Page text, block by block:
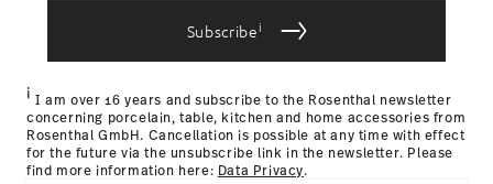
Nutzung der Dienste gesammelt haben.
Subscribei
i I am over 16 years and subscribe to the Rosenthal newsletter
concerning porcelain, table, kitchen and home accessories from
Rosenthal GmbH. Cancellation is possible at any time with effect
for the future via the unsubscribe link in the newsletter. Please
find more information here: Data Privacy.